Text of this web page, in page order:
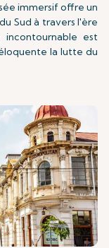
immersif offre un
Sud à travers l'ère
est
la lutte du